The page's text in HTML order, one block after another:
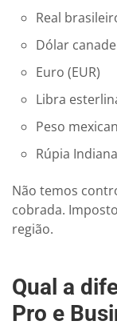
Real
Dólar
Euro (EUR)
Libra
Peso
Rúpia
Não temos
cobrada.
região.
Qual a
Pro e